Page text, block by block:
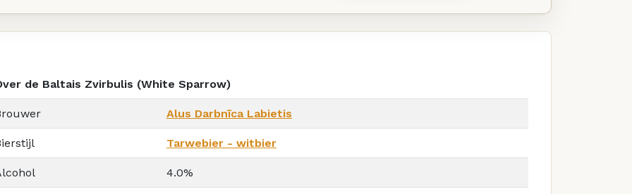
de Baltais Zvirbulis (White Sparrow)
Alus Darbnīca Labietis
Tarwebier - witbier
4.0%